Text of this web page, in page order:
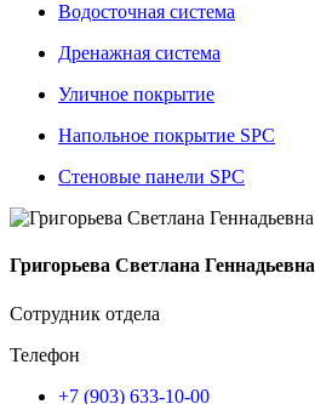
Водосточная система
Дренажная система
Уличное покрытие
Напольное покрытие SPC
Стеновые панели SPC
Григорьева Светлана Геннадьевна
Сотрудник отдела
Телефон
+7 (903) 633-10-00